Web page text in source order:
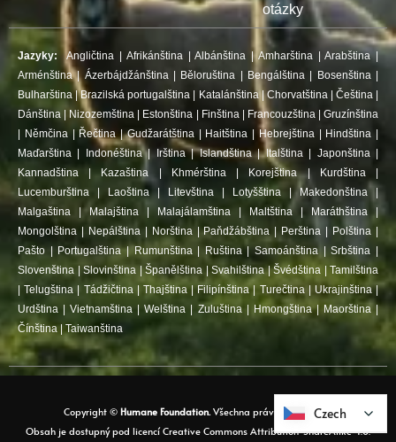
otázky
Jazyky: Angličtina Afrikánština|Albánština Amharština|Arabština|
Arménština| Ázerbájdžánština| Běloruština Bengálština Bosenština|
Bulharština|Brazilská portugalština Katalánština|Chorvatština| Čeština|
Dánština
Nizozemština Estonština Finština| Francouzština|Gruzínština
Němčina| Řečtina|Gudžarátština| Haitština Hebrejština| Hindština
Maďarština
Indonéština| Irština|Islandština|Italština| Japonština|
Kannadština | Kazaština Khmérština| Korejština| Kurdština|
Lucemburština
Laoština Litevština Lotyšština | Makedonština|
Malgaština | Malajština Malajálamština Maltština| Maráthština
Mongolština
Nepálština| Norština|Paňdžábština Perština Polština
Pašto
Portugalština| Rumunština| Ruština|Samoánština |Srbština
Slovenština
Slovinština Španělština Svahilština|Švédština
Tamilština
|Telugština Tádžičtina| Thajština| Filipínština| Turečtina| Ukrajinština|
Urdština |Vietnamština |Welština Zuluština| Hmongština| Maorština|
Čínština
Taiwanština
Copyright © Humane Foundation.Všechna práva vyhrazena.
Obsah je dostupný pod licencí Creative Commons Attribution-ShareAlike 4.0.
Czech
Czech